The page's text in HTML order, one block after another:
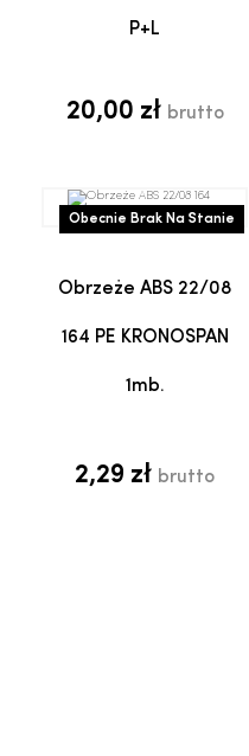
P+L
20,00 zł brutto
Obrzeże ABS 22/08
164 PE KRONOSPAN
1mb.
2,29 zł brutto
Obecnie Brak Na Stanie